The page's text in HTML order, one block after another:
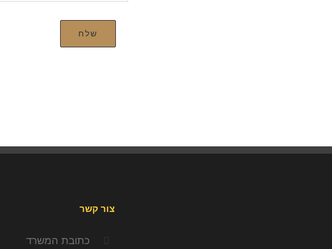
צור קשר
כתובת המשרד